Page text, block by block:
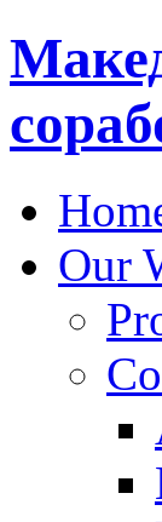
Our